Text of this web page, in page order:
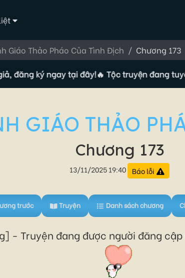
Giáo Thảo Pháo Của Tình Địch Chương 173
ký ngay tại đây!🔥 Tộc truyện đang tuyển
GIÁO THẢO
Chương 173
13/11/2025 19:40 Báo lỗi
trước Truyện Danh sách chương
- Truyện đang được người đăng